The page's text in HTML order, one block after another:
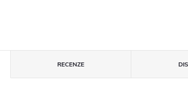
RECENZE